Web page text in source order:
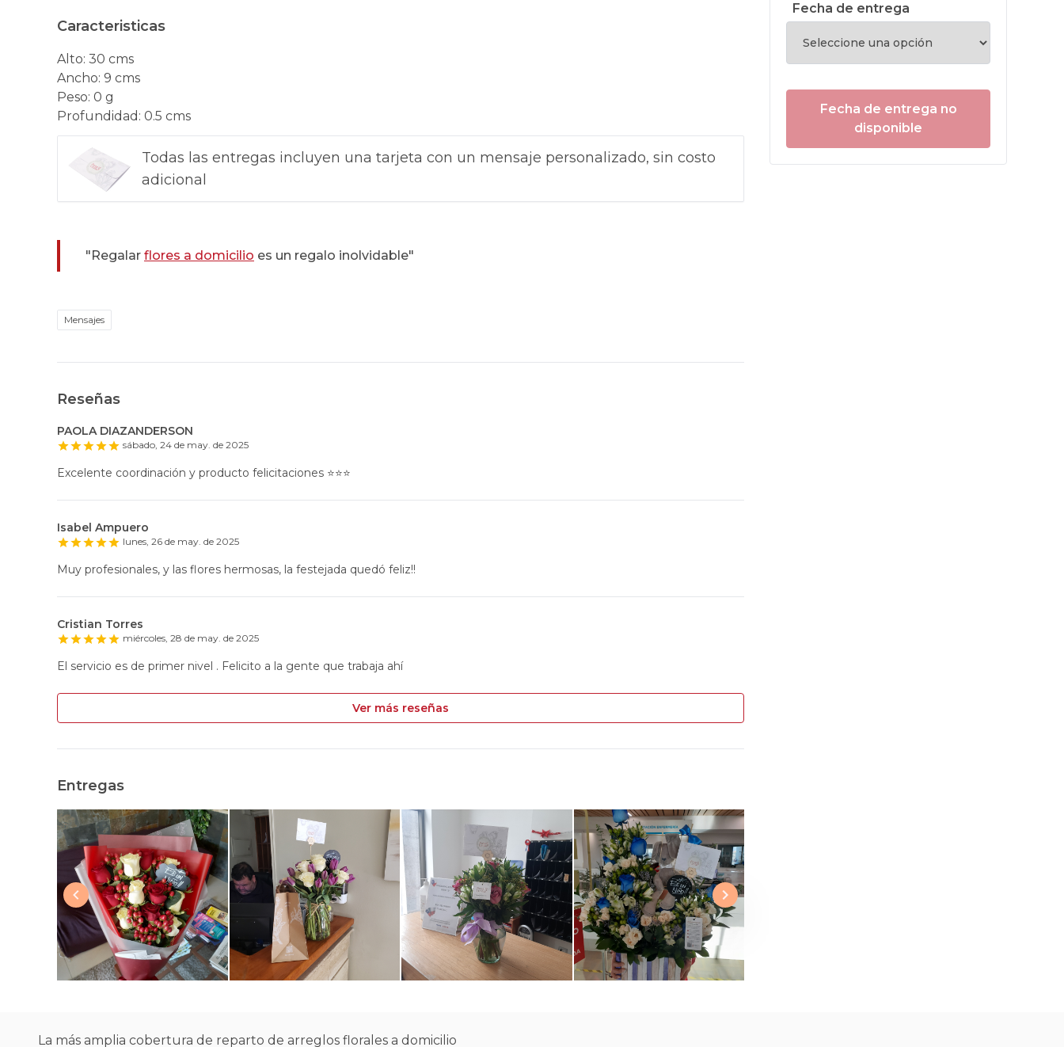
Caracteristicas
Alto: 30 cms
Ancho: 9 cms
Peso: 0 g
Profundidad : 0.5 cms
Todas las entregas incluyen una tarjeta con un mensaje personalizado, sin costo
adicional
"Regalar flores a domicilio es un regalo inolvidable"
Mensajes
Reseñas
PAOLA DIAZANDERSON
sábado, 24 de may. de 2025
Excelente coordinación y producto felicitaciones ⭐️⭐️⭐️
Isabel Ampuero
lunes, 26 de may. de 2025
Muy profesionales, y las flores hermosas, la festejada quedó feliz!!
Cristian Torres
miércoles, 28 de may. de 2025
El servicio es de primer nivel . Felicito a la gente que trabaja ahí
Ver más reseñas
Entregas
Fecha de entrega
Fecha de entrega no
disponible
La más amplia cobertura de reparto de arreglos florales a domicilio